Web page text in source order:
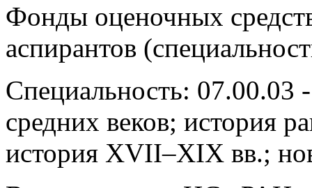
Фонды оценочных
аспирантов
Специальность: 07.00.03
средних веков; история
история XVII–XIX вв.;